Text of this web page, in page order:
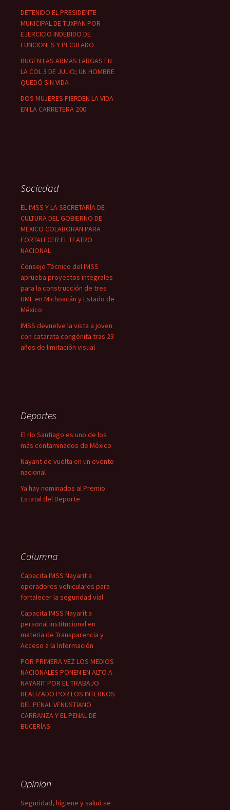
DETENIDO EL PRESIDENTE
MUNICIPAL DE TUXPAN POR
EJERCICIO INDEBIDO DE
FUNCIONES Y PECULADO
RUGEN LAS ARMAS LARGAS EN
LA COL 3 DE JULIO; UN HOMBRE
QUEDÓ SIN VIDA
DOS MUJERES PIERDEN LA VIDA
EN LA CARRETERA 200
Sociedad
EL IMSS Y LA SECRETARÍA DE
CULTURA DEL GOBIERNO DE
MÉXICO COLABORAN PARA
FORTALECER EL TEATRO
NACIONAL
Consejo Técnico del IMSS
aprueba proyectos integrales
para la construcción de tres
UMF en Michoacán y Estado de
México
IMSS devuelve la vista a joven
con catarata congénita tras 23
años de limitación visual
Deportes
El río Santiago es uno de los
más contaminados de México
Nayarit de vuelta en un evento
nacional
Ya hay nominados al Premio
Estatal del Deporte
Columna
Capacita IMSS Nayarit a
operadores vehiculares para
fortalecer la seguridad vial
Capacita IMSS Nayarit a
personal institucional en
materia de Transparencia y
Acceso a la Información
POR PRIMERA VEZ LOS MEDIOS
NACIONALES PONEN EN ALTO A
NAYARIT POR EL TRABAJO
REALIZADO POR LOS INTERNOS
DEL PENAL VENUSTIANO
CARRANZA Y EL PENAL DE
BUCERÍAS
Opinion
Seguridad, higiene y salud se